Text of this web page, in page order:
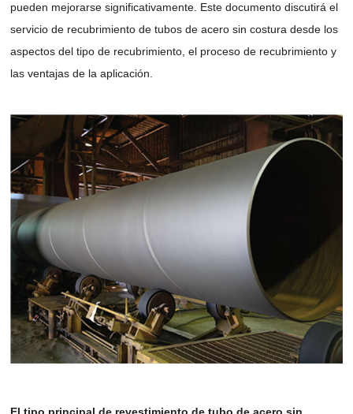
pueden mejorarse significativamente. Este documento discutirá el
servicio de recubrimiento de tubos de acero sin costura desde los
aspectos del tipo de recubrimiento, el proceso de recubrimiento y
las ventajas de la aplicación.